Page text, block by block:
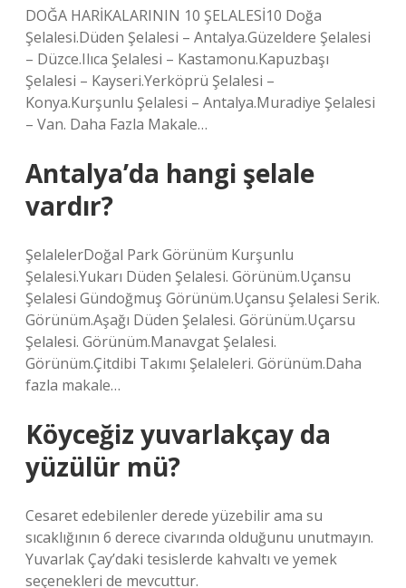
DOĞA HARİKALARININ 10 ŞELALESİ10 Doğa
Şelalesi.Düden Şelalesi – Antalya.Güzeldere Şelalesi
– Düzce.Ilıca Şelalesi – Kastamonu.Kapuzbaşı
Şelalesi – Kayseri.Yerköprü Şelalesi –
Konya.Kurşunlu Şelalesi – Antalya.Muradiye Şelalesi
– Van. Daha Fazla Makale…
Antalya’da hangi şelale
vardır?
ŞelalelerDoğal Park Görünüm Kurşunlu
Şelalesi.Yukarı Düden Şelalesi. Görünüm.Uçansu
Şelalesi Gündoğmuş Görünüm.Uçansu Şelalesi Serik.
Görünüm.Aşağı Düden Şelalesi. Görünüm.Uçarsu
Şelalesi. Görünüm.Manavgat Şelalesi.
Görünüm.Çitdibi Takımı Şelaleleri. Görünüm.Daha
fazla makale…
Köyceğiz yuvarlakçay da
yüzülür mü?
Cesaret edebilenler derede yüzebilir ama su
sıcaklığının 6 derece civarında olduğunu unutmayın.
Yuvarlak Çay’daki tesislerde kahvaltı ve yemek
seçenekleri de mevcuttur.